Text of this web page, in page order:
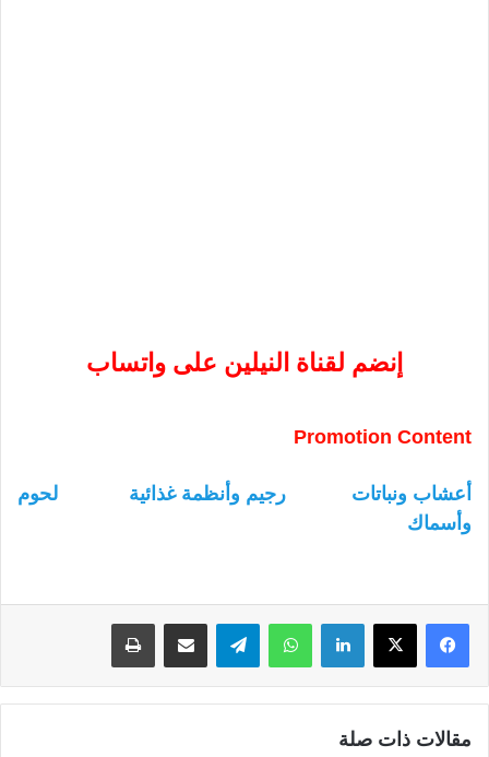
إنضم لقناة النيلين على واتساب
Promotion Content
أعشاب ونباتات رجيم وأنظمة غذائية
لحوم
وأسماك
لينكدإن واتساب
مقالات ذات صلة